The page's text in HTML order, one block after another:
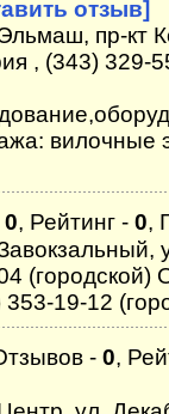
отзыв]
пр-кт
, (343) 329-
вилочные
0, Рейтинг - 0,
(городской)
19-12
- 0,